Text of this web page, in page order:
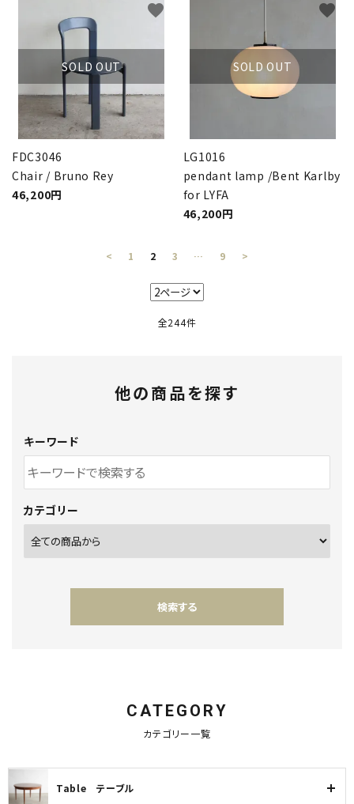
SOLD OUT
FDC3046
Chair / Bruno Rey
46,200円
favorite
SOLD OUT
LG1016
pendant lamp /Bent Karlby
for LYFA
46,200円
favorite
< 1 2 3 … 9 >
全244件
他の商品を探す
キーワード
カテゴリー
検索する
CATEGORY
カテゴリー一覧
Table テーブル